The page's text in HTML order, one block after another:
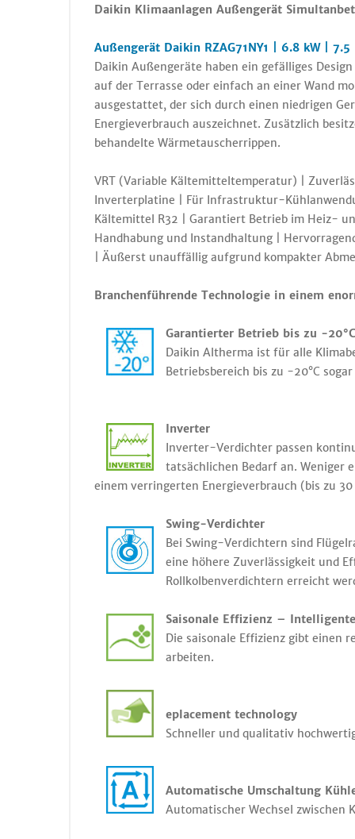
Daikin Klimaanlagen Außengerät
Außengerät Daikin RZAG71NY1 | 6.8 kW |
Daikin Außengeräte haben ein gefälliges
auf der Terrasse oder einfach an einer Wand
ausgestattet, der sich durch einen niedrigen
Energieverbrauch auszeichnet. Zusätzlich
behandelte Wärmetauscherrippen.
VRT (Variable Kältemitteltemperatur) |
Inverterplatine | Für Infrastruktur-
Kältemittel R32 | Garantiert Betrieb im Heiz-
Handhabung und Instandhaltung |
| Äußerst unauffällig aufgrund kompakter
Branchenführende Technologie in einem
Garantierter Betrieb bis zu -20°C
Daikin Altherma ist für alle
Betriebsbereich bis zu -20°C
Inverter
Inverter-Verdichter passen
tatsächlichen Bedarf an. Weniger
einem verringerten Energieverbrauch (bis zu
Swing-Verdichter
Bei Swing-Verdichtern sind
eine höhere Zuverlässigkeit und
Rollkolbenverdichtern erreicht
Saisonale Effizienz –
Die saisonale Effizienz gibt einen
arbeiten.
eplacement technology
Schneller und qualitativ
Automatische Umschaltung
Automatischer Wechsel zwischen